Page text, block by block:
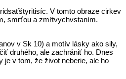
V tomto obraze cirkev
smrťou a zmŕtvychvstaním.
v Sk 10) a motív lásky ako sily,
druhého, ale zachrániť ho. Dnes
je v tom, že život neberie, ale ho